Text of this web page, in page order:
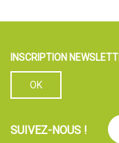
INSCRIPTION
SUIVEZ-NOUS !